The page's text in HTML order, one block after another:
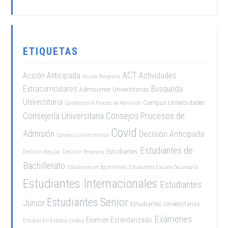
ETIQUETAS
Acción Anticipada Acción Temprana ACT Actividades
Extracurriculares Admisiones Universitarias Busqueda
Universitaria Cambios en el Proceso de Admisión Campus Universidades
Consejería Universitaria Consejos Procesos de
Admisión Consejos Universitarios Covid Decisión Anticipada
Decisión Regular Decisión Temprana Estudiantes Estudiantes de
Bachillerato Estudiantes en Bachillerato Estudiantes Escuela Secundaria
Estudiantes Internacionales Estudiantes
Junior Estudiantes Senior Estudiantes Universitarios
Estudiar En Estados Unidos Examen Estandarizado Exámenes